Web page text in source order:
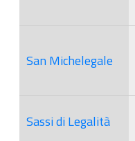
San Michelegale
Sassi di Legalità